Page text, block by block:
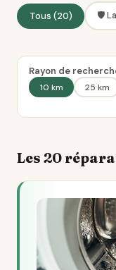
Tous (20) 🛡️
Rayon de
10 km 25 km
Les 20